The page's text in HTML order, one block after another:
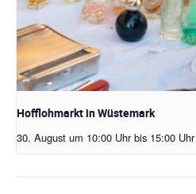
Hofflohmarkt in Wüstemark
30. August um 10:00 Uhr bis 15:00 Uhr